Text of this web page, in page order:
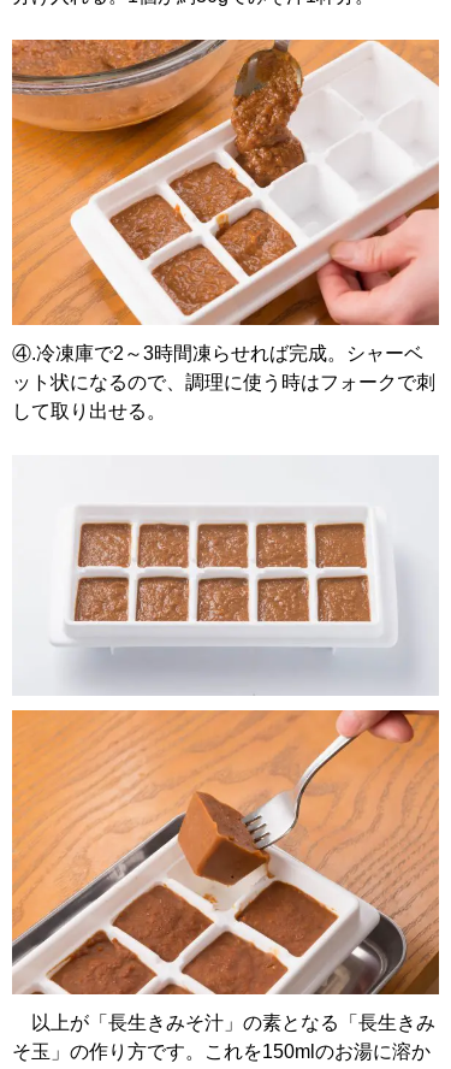
④.冷凍庫で2～3時間凍らせれば完成。シャーベ
ット状になるので、調理に使う時はフォークで刺
して取り出せる。
以上が「長生きみそ汁」の素となる「長生きみ
そ玉」の作り方です。これを150mlのお湯に溶か